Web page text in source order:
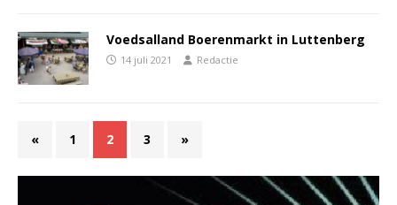
Voedsalland Boerenmarkt in Luttenberg
14 juli 2021 Redactie
« 1 2 3 »